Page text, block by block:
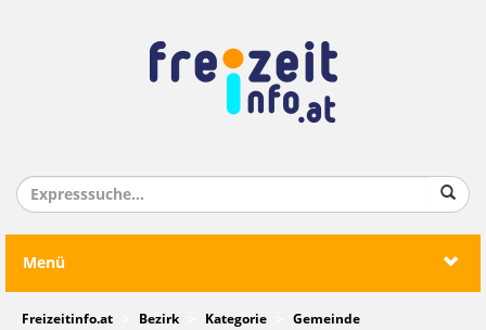
Menü
Freizeitinfo.at Bezirk Kategorie
Gemeinde